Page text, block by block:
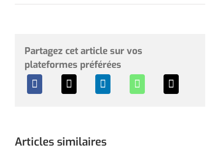
Partagez cet article sur vos
plateformes préférées
Articles similaires